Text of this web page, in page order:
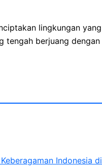
lingkungan
tengah berjuang dengan
Indonesia